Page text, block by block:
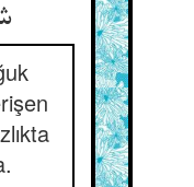
شه فریادرس